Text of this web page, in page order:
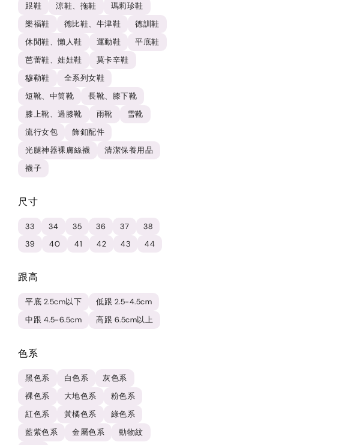
跟鞋 涼鞋、拖鞋
瑪莉珍鞋
樂福鞋
德比鞋、牛津鞋
德訓鞋
休閒鞋、懶人鞋
運動鞋
平底鞋
芭蕾鞋、娃娃鞋
莫卡辛鞋
穆勒鞋
全系列女鞋
短靴、中筒靴
長靴、膝下靴
膝上靴、過膝靴
雨靴
雪靴
流行女包
飾釦配件
光腿神器裸膚絲襪
清潔保養用品
襪子
尺寸
33 34 35 36 37
38
39
40 41 42 43 44
跟高
平底 2.5cm以下
低跟 2.5-4.5cm
中跟 4.5-6.5cm
高跟 6.5cm以上
色系
黑色系 白色系
灰色系
裸色系
大地色系
粉色系
紅色系
黃橘色系
綠色系
藍紫色系
金屬色系 動物紋